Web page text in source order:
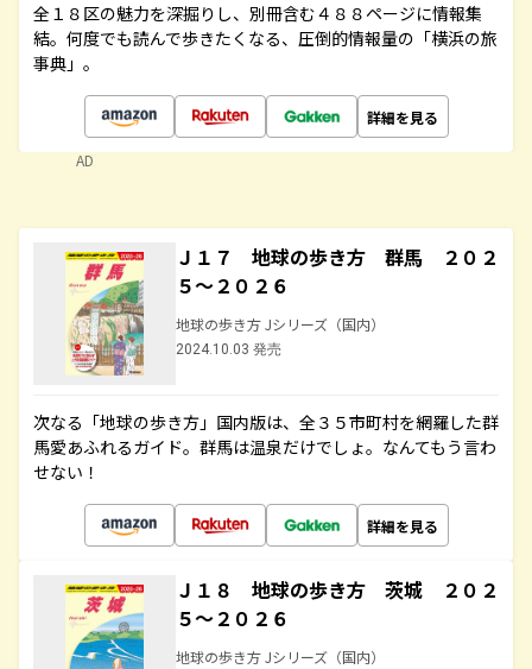
全１８区の魅力を深掘りし、別冊含む４８８ページに情報集
結。何度でも読んで歩きたくなる、圧倒的情報量の「横浜の旅
事典」。
詳細を見る
AD
Ｊ１７ 地球の歩き方 群馬 ２０２
５～２０２６
地球の歩き方 Jシリーズ（国内）
2024.10.03 発売
次なる「地球の歩き方」国内版は、全３５市町村を網羅した群
馬愛あふれるガイド。群馬は温泉だけでしょ。なんてもう言わ
せない！
詳細を見る
Ｊ１８ 地球の歩き方 茨城 ２０２
５～２０２６
地球の歩き方 Jシリーズ（国内）